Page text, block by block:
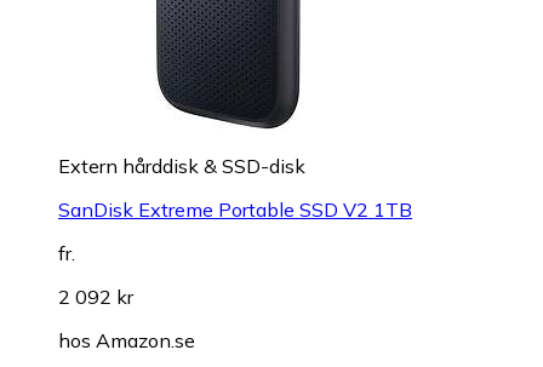
Extern hårddisk & SSD-disk
SanDisk Extreme Portable SSD V2 1TB
fr.
2 092 kr
hos Amazon.se